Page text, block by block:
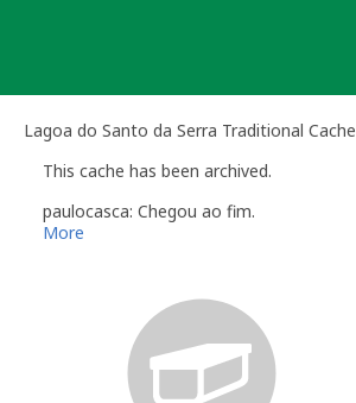
Lagoa do Santo da Serra Traditional Cache
This cache has been archived.
paulocasca: Chegou ao fim.
More